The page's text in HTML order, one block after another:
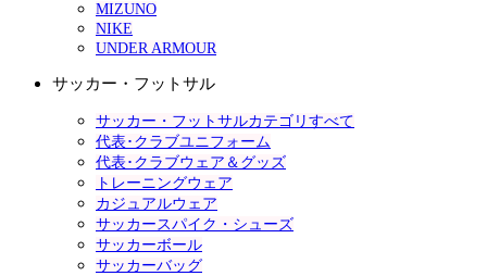
MIZUNO
NIKE
UNDER ARMOUR
サッカー・フットサル
サッカー・フットサルカテゴリすべて
代表･クラブユニフォーム
代表･クラブウェア＆グッズ
トレーニングウェア
カジュアルウェア
サッカースパイク・シューズ
サッカーボール
サッカーバッグ